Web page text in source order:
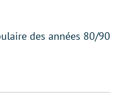
des années 80/90